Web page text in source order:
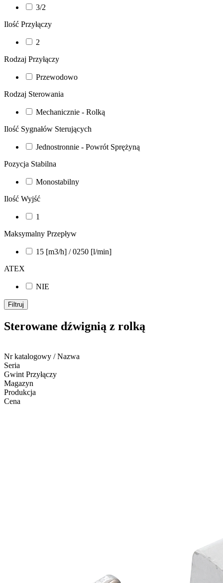
3/2
Ilość Przyłączy
2
Rodzaj Przyłączy
Przewodowo
Rodzaj Sterowania
Mechanicznie - Rolką
Ilość Sygnałów Sterujących
Jednostronnie - Powrót Sprężyną
Pozycja Stabilna
Monostabilny
Ilość Wyjść
1
Maksymalny Przepływ
15 [m3/h] / 0250 [l/min]
ATEX
NIE
Filtruj
Sterowane dźwignią z rolką
Nr katalogowy / Nazwa
Seria
Gwint Przyłączy
Magazyn
Produkcja
Cena